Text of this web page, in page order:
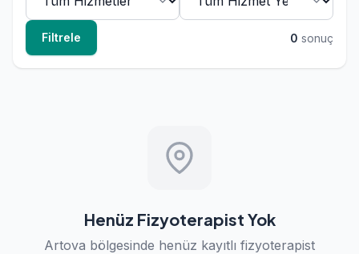
Filtrele 0 sonuç
Henüz Fizyoterapist Yok
Artova bölgesinde henüz kayıtlı fizyoterapist